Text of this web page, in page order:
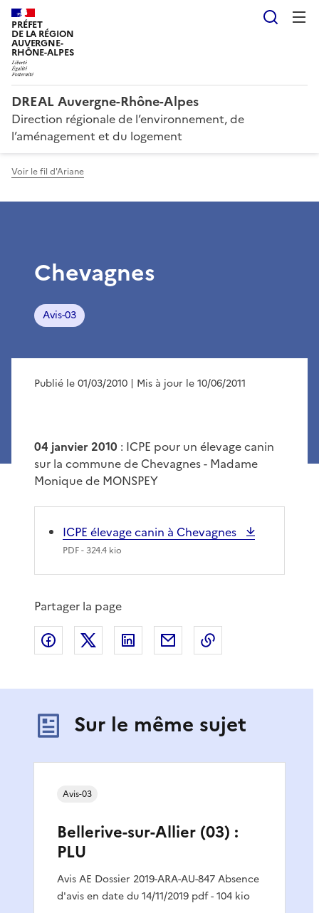
PRÉFET
DE LA RÉGION
AUVERGNE-
RHÔNE-ALPES
DREAL Auvergne-Rhône-Alpes
Direction régionale de l’environnement, de
l’aménagement et du logement
Voir le fil d'Ariane
Chevagnes
Avis-03
Publié le 01/03/2010 | Mis à jour le 10/06/2011
04 janvier 2010 : ICPE pour un élevage canin
sur la commune de Chevagnes - Madame
Monique de MONSPEY
ICPE élevage canin à Chevagnes
PDF- 324.4 kio
Partager la page
Partager sur Facebook
Partager sur XPartager sur LinkedIn
Partager par email
Sur le même sujet
Bellerive-sur-Allier (03) :
PLU
Avis AE Dossier 2019-ARA-AU-847 Absence
d'avis en date du 14/11/2019 pdf - 104 kio
Avis-03